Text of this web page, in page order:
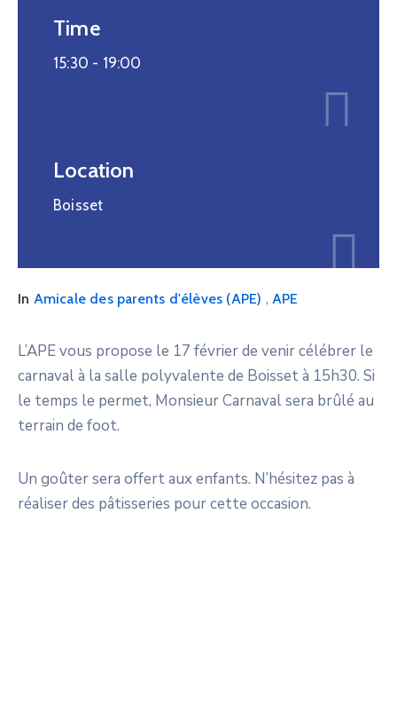
Time
15:30 - 19:00
Location
Boisset
In Amicale des parents d'élèves (APE) ,APE
L’APE vous propose le 17 février de venir célébrer le
carnaval à la salle polyvalente de Boisset à 15h30. Si
le temps le permet, Monsieur Carnaval sera brûlé au
terrain de foot.
Un goûter sera offert aux enfants. N’hésitez pas à
réaliser des pâtisseries pour cette occasion.